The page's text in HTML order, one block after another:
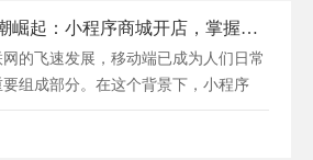
指尖商潮崛起：小程序商城开店，掌握流量新密码！
网的飞速发展，移动端已成为人们日常
组成部分。在这个背景下，小程序